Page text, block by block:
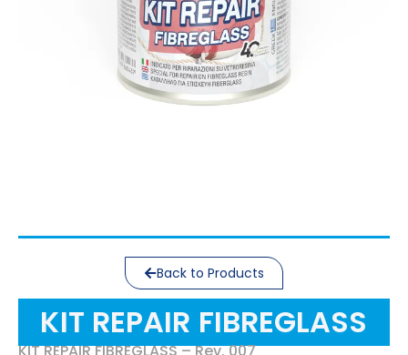
Back to Products
KIT REPAIR FIBREGLASS